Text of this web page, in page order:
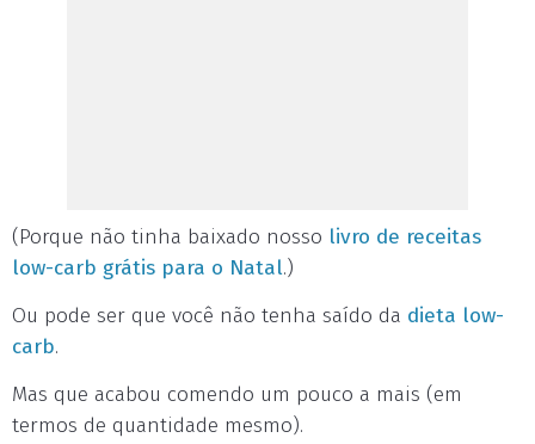
(Porque não tinha baixado nosso livro de receitas
low-carb grátis para o Natal.)
Ou pode ser que você não tenha saído da dieta low-
carb.
Mas que acabou comendo um pouco a mais (em
termos de quantidade mesmo).